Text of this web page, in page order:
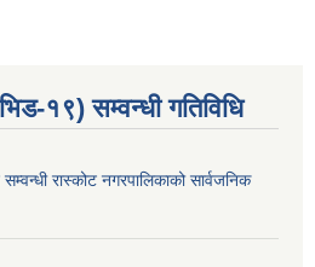
१९) सम्वन्धी गतिविधि
रास्कोट नगरपालिकाको सार्वजनिक